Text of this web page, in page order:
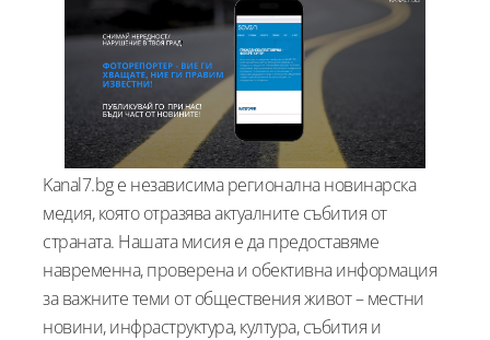
Kanal7.bg е независима регионална новинарска
медия, която отразява актуалните събития от
страната. Нашата мисия е да предоставяме
навременна, проверена и обективна информация
за важните теми от обществения живот – местни
новини, инфраструктура, култура, събития и